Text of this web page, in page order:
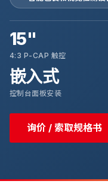
15"
4:3 P-CAP 触控
嵌入式
控制台面板安装
询价 / 索取规格书